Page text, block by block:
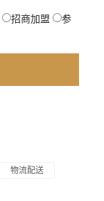
招商加盟
参
物流配送